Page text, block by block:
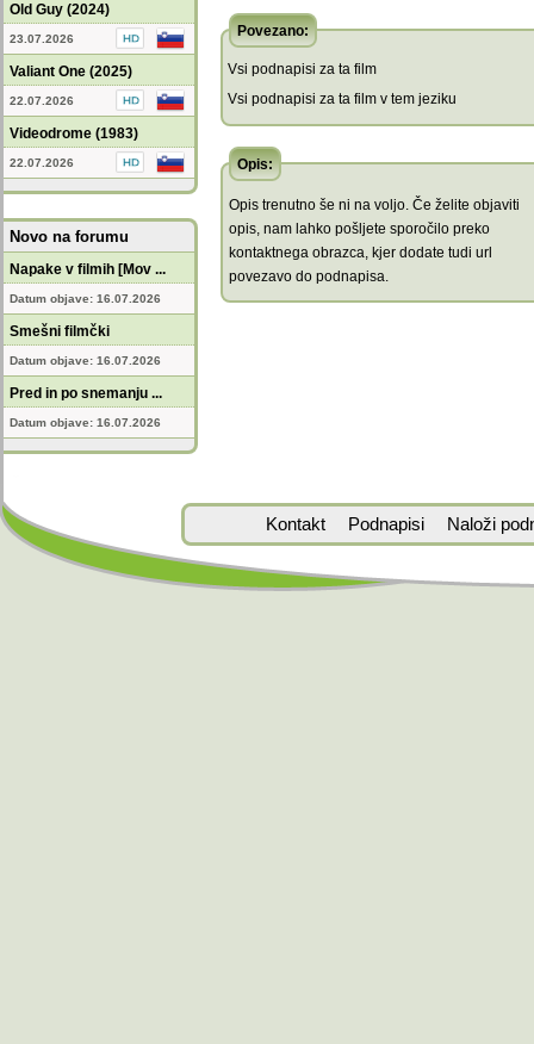
Old Guy (2024)
23.07.2026
Valiant One (2025)
22.07.2026
Videodrome (1983)
22.07.2026
Novo na forumu
Napake v filmih [Mov ...
Datum objave: 16.07.2026
Smešni filmčki
Datum objave: 16.07.2026
Pred in po snemanju ...
Datum objave: 16.07.2026
Povezano:
Vsi podnapisi za ta film
Vsi podnapisi za ta film v tem jeziku
Opis:
Opis trenutno še ni na voljo. Če želite objaviti
opis, nam lahko pošljete sporočilo preko
kontaktnega obrazca, kjer dodate tudi url
povezavo do podnapisa.
Kontakt Podnapisi Naloži